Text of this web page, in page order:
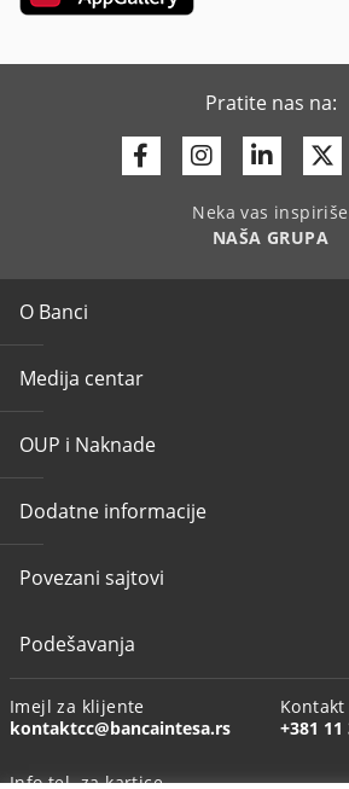
Pratite nas na:
FacebookInstagram
Linkedin
Neka vas inspiriše
NAŠA GRUPA
O Banci
Medija centar
OUP i Naknade
Dodatne informacije
Povezani sajtovi
Podešavanja
Imejl za klijente
kontaktcc@bancaintesa.rs
+381 11
Info tel. za kartice